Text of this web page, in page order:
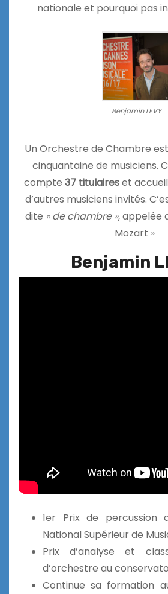
nationale et pourquoi pas
Benjamin LEVY
Un Orchestre de Chambre
cinquantaine de musiciens.
compte 37 titulaireset
d’autres musiciens invités.
dite « de chambre », appelée
Mozart »
Benjamin
1er Prix de percussion
National Supérieur de
Prix d’analyse et
d’orchestre au
Continue sa formation